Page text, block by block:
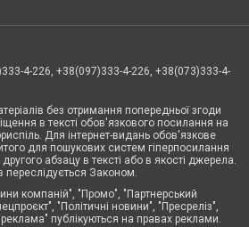
4-226, +38(097)333-4-226, +38(073)333-4-
без отримання попередньої згоди
в тексті обов'язкового посилання на
Для інтернет-видань обов'язкове
для пошукових систем гіперпосилання
абзацу в тексті або в якості джерела.
Законом.
компаній", "Промо", "Партнерський
"Політичні новини", "Пресреліз",
публікуються на правах реклами.